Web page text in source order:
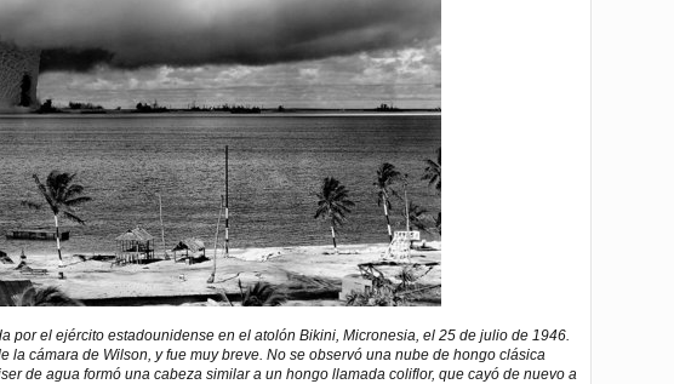
el ejército estadounidense en el atolón Bikini, Micronesia, el 25 de julio de 1946.
cámara de Wilson, y fue muy breve. No se observó una nube de hongo clásica
de agua formó una cabeza similar a un hongo llamada coliflor, que cayó de nuevo a